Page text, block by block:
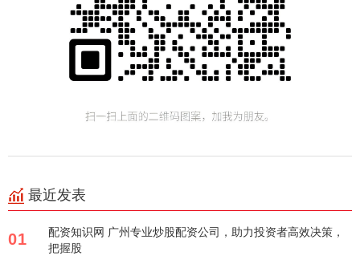
最近发表
01
配资知识网 广州专业炒股配资公司，助力投资者高效决策，
把握股